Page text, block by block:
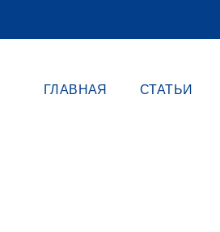
ГЛАВНАЯ СТАТЬИ